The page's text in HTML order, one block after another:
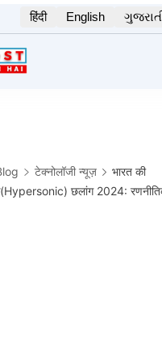
हिंदी English
टेक्नोलॉजी न्यूज़
भारत की
छलांग 2024: